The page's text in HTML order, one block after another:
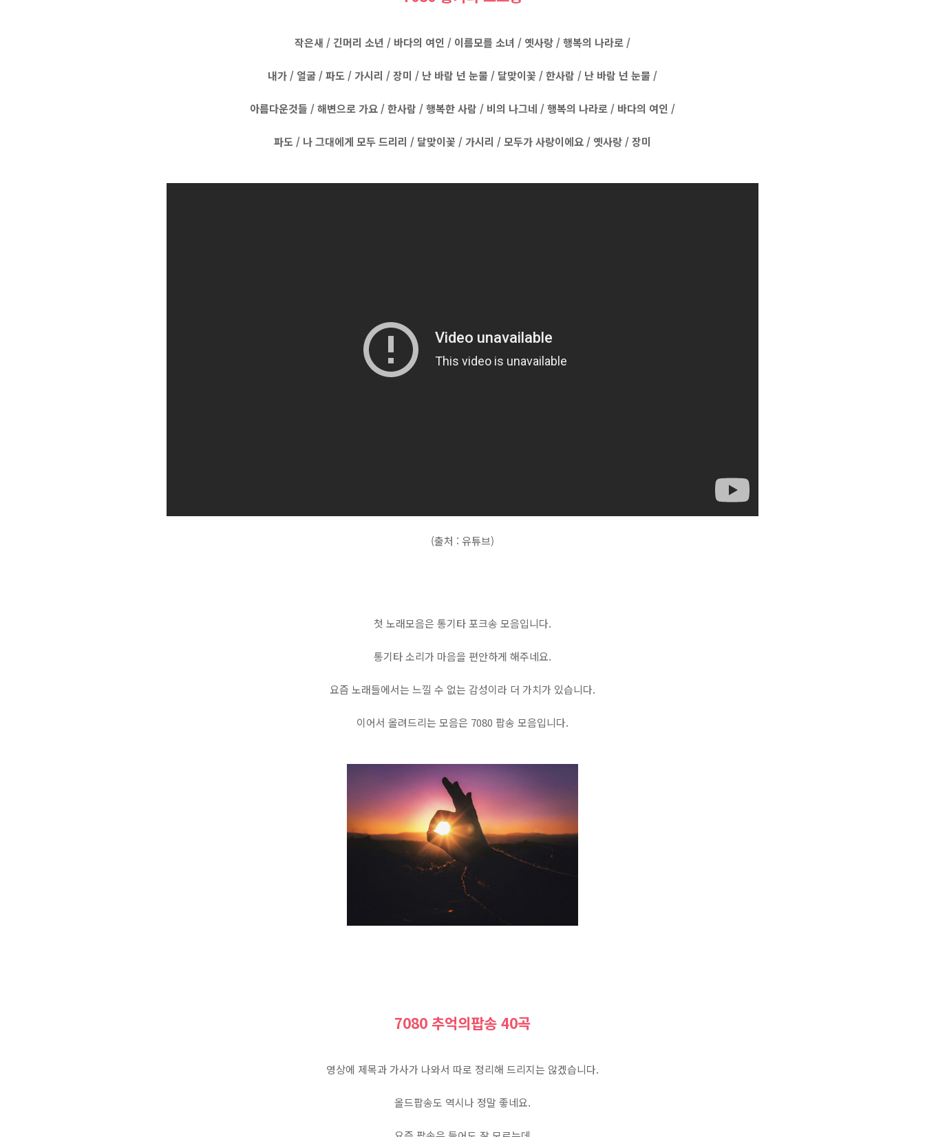
작은새 / 긴머리 소년 / 바다의 여인 / 이름모를 소녀 / 옛사랑 / 행복의 나라로 /
내가 / 얼굴 / 파도 / 가시리 / 장미 / 난 바람 넌 눈물 / 달맞이꽃 / 한사람 / 난 바람 넌 눈물 /
아름다운것들 / 해변으로 가요 / 한사람 / 행복한 사람 / 비의 나그네 / 행복의 나라로 / 바다의 여인 /
파도 / 나 그대에게 모두 드리리 / 달맞이꽃 / 가시리 / 모두가 사랑이에요 / 옛사랑 / 장미
(출처 : 유튜브)
첫 노래모음은 통기타 포크송 모음입니다.
통기타 소리가 마음을 편안하게 해주네요.
요즘 노래들에서는 느낄 수 없는 감성이라 더 가치가 있습니다.
이어서 올려드리는 모음은 7080 팝송 모음입니다.
7080 추억의팝송 40곡
영상에 제목과 가사가 나와서 따로 정리해 드리지는 않겠습니다.
올드팝송도 역시나 정말 좋네요.